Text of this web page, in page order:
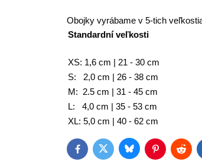
Obojky vyrábame v 5-tich
Standardní veľkosti
XS: 1,6 cm | 21 - 30 cm
S: 2,0 cm | 26 - 38 cm
M: 2.5 cm | 31 - 45 cm
L: 4,0 cm | 35 - 53 cm
XL: 5,0 cm | 40 - 62 cm
FacebookTwitter BlueskyPinterestReddit